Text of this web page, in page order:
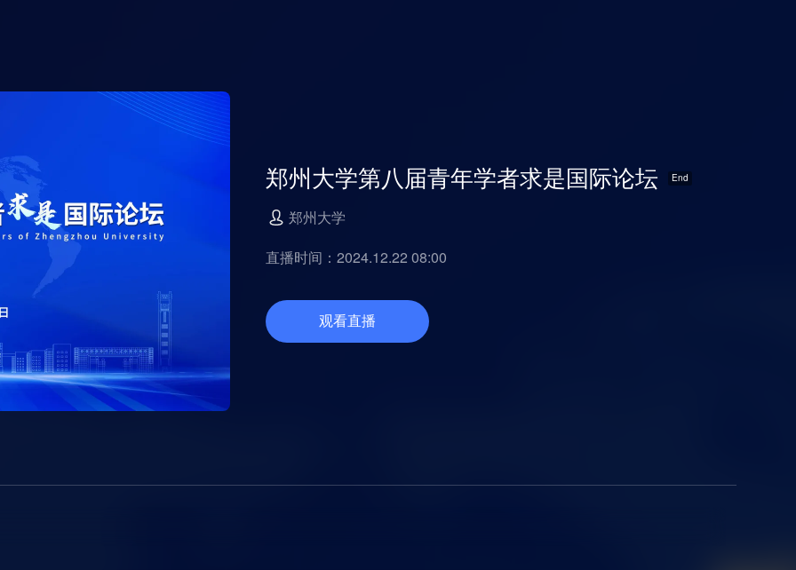
郑州大学第八届青年学者求是国际论坛
郑州大学
直播时间：2024.12.22 08:00
观看直播